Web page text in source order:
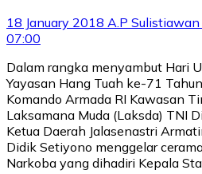
18 January 2018 A.P Sulistiawan
07:00
Dalam rangka menyambut Hari
Yayasan Hang Tuah ke-71
Komando Armada RI Kawasan
Laksamana Muda (Laksda) TNI
Ketua Daerah Jalasenastri
Didik Setiyono menggelar
Narkoba yang dihadiri Kepala